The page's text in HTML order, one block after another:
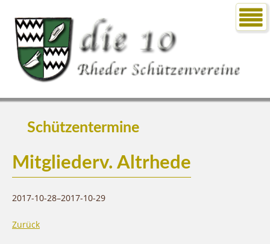
Schützentermine
Mitgliederv. Altrhede
2017-10-28–2017-10-29
Zurück